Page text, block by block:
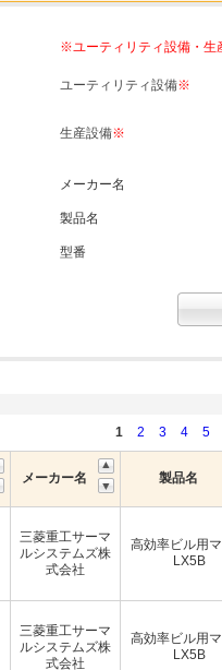
※ユーティリティ設備・生
ユーティリティ設備※
生産設備※
メーカー名
製品名
型番
1
2 3 4 5
メーカー名 製品名
三菱重工サーマ
ルシステムズ株
式会社
高効率ビル用
LX5B
三菱重工サーマ
ルシステムズ株
式会社
高効率ビル用
LX5B